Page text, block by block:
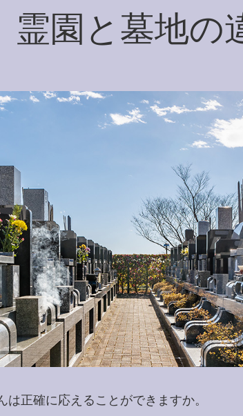
霊園と墓地の
正確に応えることができますか。